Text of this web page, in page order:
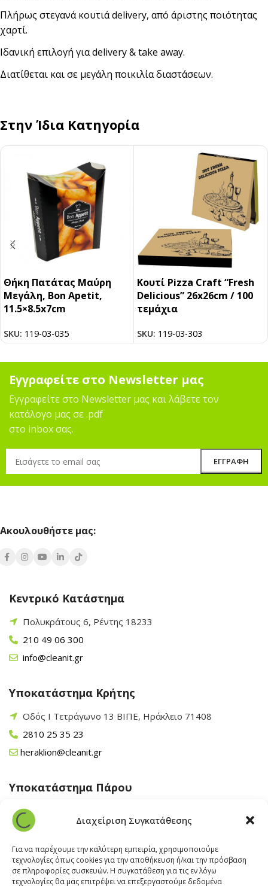
Διαχείριση Συγκατάθεσης
Για να παρέχουμε την καλύτερη εμπειρία, χρησιμοποιούμε
τεχνολογίες όπως cookies για την αποθήκευση ή/και την πρόσβαση
σε πληροφορίες συσκευών. Η συγκατάθεση για τις εν λόγω
τεχνολογίες θα μας επιτρέψει να επεξεργαστούμε δεδομένα
Πλήρως στεγανά κουτιά delivery, από άριστης ποιότητας
χαρτί.
Ιδανική επιλογή για delivery & take away.
Διατίθεται και σε μεγάλη ποικιλία διαστάσεων.
Στην Ίδια Κατηγορία
Θήκη Πατάτας Μαύρη
Μεγάλη, Bon Apetit,
11.5×8.5x7cm
SKU: 119-03-035
Κουτί Pizza Craft “Fresh
Delicious” 26x26cm / 100
τεμάχια
SKU: 119-03-303
Εγγραφείτε στο Newsletter μας
Εγγραφείτε στο Newsletter μας και λάβετε τον
κατάλογο μας σε .pdf
στο inbox σας.
Ακουλουθήστε μας:
Κεντρικό Κατάστημα
Πολυκράτους 6, Ρέντης 18233
210 49 06 300
info@cleanit.gr
Υποκατάστημα Κρήτης
Οδός Ι Τετράγωνο 13 ΒΙΠΕ, Ηράκλειο 71408
2810 25 35 23
heraklion@cleanit.gr
Υποκατάστημα Πάρου
Άγιος Βλάσης Αρχίλοχος, Πάρος 84400
22840 43 163
paros@cleanit.gr
Υποκατάστημα Σαντορίνης